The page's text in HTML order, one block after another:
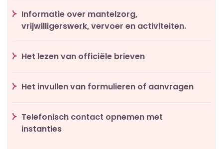
Informatie over mantelzorg,
vrijwilligerswerk, vervoer en activiteiten.
Het lezen van officiële brieven
Het invullen van formulieren of aanvragen
Telefonisch contact opnemen met
instanties